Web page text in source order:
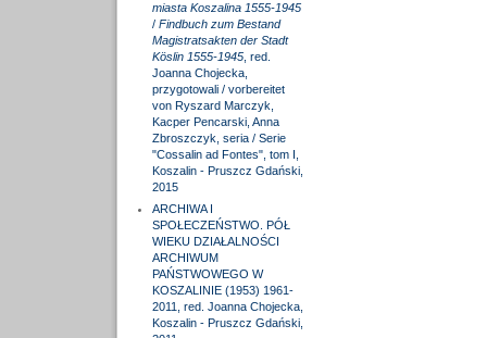
miasta Koszalina 1555-1945
/ Findbuch zum Bestand
Magistratsakten der Stadt
Köslin 1555-1945, red.
Joanna Chojecka,
przygotowali / vorbereitet
von Ryszard Marczyk,
Kacper Pencarski, Anna
Zbroszczyk, seria / Serie
"Cossalin ad Fontes", tom I,
Koszalin - Pruszcz Gdański,
2015
ARCHIWA I
SPOŁECZEŃSTWO. PÓŁ
WIEKU DZIAŁALNOŚCI
ARCHIWUM
PAŃSTWOWEGO W
KOSZALINIE (1953) 1961-
2011, red. Joanna Chojecka,
Koszalin - Pruszcz Gdański,